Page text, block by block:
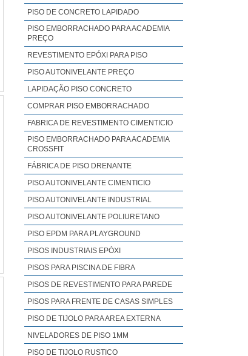
PISO DE CONCRETO LAPIDADO
PISO EMBORRACHADO PARA ACADEMIA
PREÇO
REVESTIMENTO EPÓXI PARA PISO
PISO AUTONIVELANTE PREÇO
LAPIDAÇÃO PISO CONCRETO
COMPRAR PISO EMBORRACHADO
FABRICA DE REVESTIMENTO CIMENTICIO
PISO EMBORRACHADO PARA ACADEMIA
CROSSFIT
FÁBRICA DE PISO DRENANTE
PISO AUTONIVELANTE CIMENTICIO
PISO AUTONIVELANTE INDUSTRIAL
PISO AUTONIVELANTE POLIURETANO
PISO EPDM PARA PLAYGROUND
PISOS INDUSTRIAIS EPÓXI
PISOS PARA PISCINA DE FIBRA
PISOS DE REVESTIMENTO PARA PAREDE
PISOS PARA FRENTE DE CASAS SIMPLES
PISO DE TIJOLO PARA AREA EXTERNA​
NIVELADORES DE PISO 1MM​
PISO DE TIJOLO RUSTICO